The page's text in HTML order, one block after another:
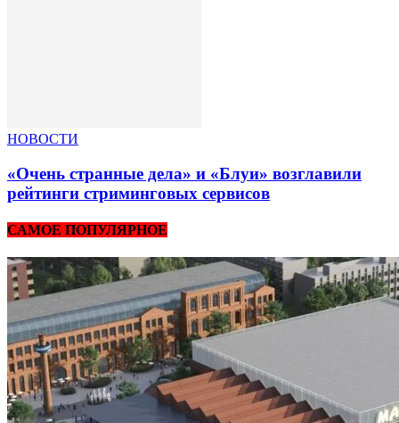
НОВОСТИ
«Очень странные дела» и «Блуи» возглавили
рейтинги стриминговых сервисов
САМОЕ ПОПУЛЯРНОЕ